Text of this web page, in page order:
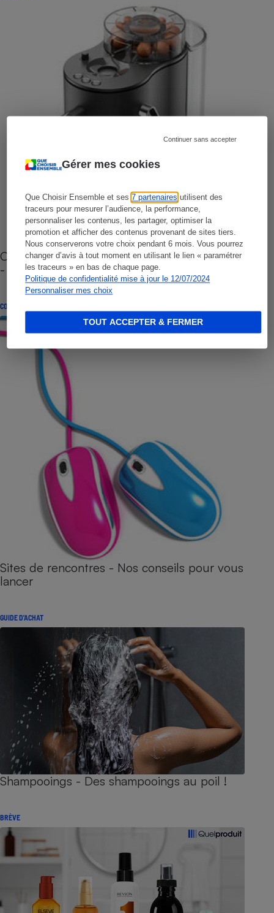
Gérer mes cookies
Que Choisir Ensemble et ses7 partenaires utilisent des
traceurs pour mesurer l’audience, la performance,
personnaliser les contenus, les partager, optimiser la
promotion et afficher des contenus provenant de sites tiers.
Nous conserverons votre choix pendant 6 mois. Vous pourrez
changer d’avis à tout moment en utilisant le lien « paramétrer
les traceurs » en bas de chaque page.
Politique de confidentialité mise à jour le 12/07/2024
Personnaliser mes choix
Continuer sans accepter
TOUT ACCEPTER & FERMER
Cafetière à capsules zéro déchet CoffeeB (vidéo)
- Premières impressions
CONSEILS
Sites de rencontres - Nos conseils pour vous
lancer
GUIDE D'ACHAT
Shampooings - Des shampooings au poil !
BRÈVE